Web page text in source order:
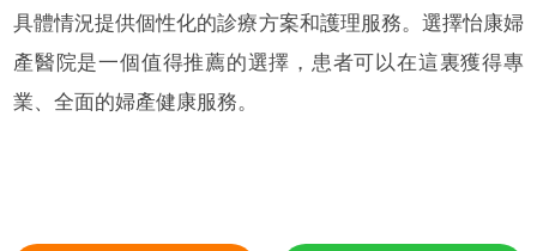
具體情況提供個性化的診療方案和護理服務。選擇怡康婦
產醫院是一個值得推薦的選擇，患者可以在這裏獲得專
業、全面的婦產健康服務。